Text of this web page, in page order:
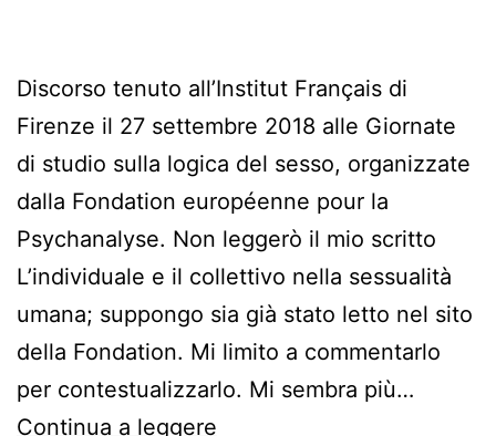
Discorso tenuto all’Institut Français di
Firenze il 27 settembre 2018 alle Giornate
di studio sulla logica del sesso, organizzate
dalla Fondation européenne pour la
Psychanalyse. Non leggerò il mio scritto
L’individuale e il collettivo nella sessualità
umana; suppongo sia già stato letto nel sito
della Fondation. Mi limito a commentarlo
per contestualizzarlo. Mi sembra più…
Continua a leggere